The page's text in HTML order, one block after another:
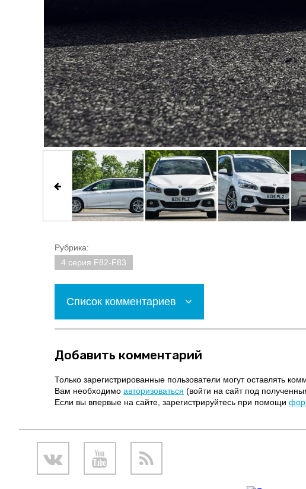
Рубрика:
4 серия F82-F83
Список комментариев
Добавить комментарий
Только зарегистрированные пользователи могут оставлять
Вам необходимо авторизоваться (войти на сайт под
Если вы впервые на сайте, зарегистрируйтесь при помощи